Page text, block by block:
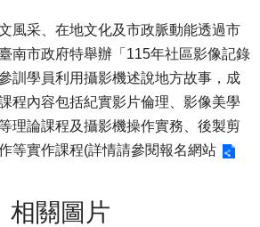
風采、在地文化及市政脈動能透過市
南市政府特舉辦「115年社區影像記錄
訓學員利用攝影機述說地方故事，成
程內容包括紀實影片倫理、影像美學
理論課程及攝影機操作實務、後製剪
等實作課程(詳情請參閱報名網站
相關圖片